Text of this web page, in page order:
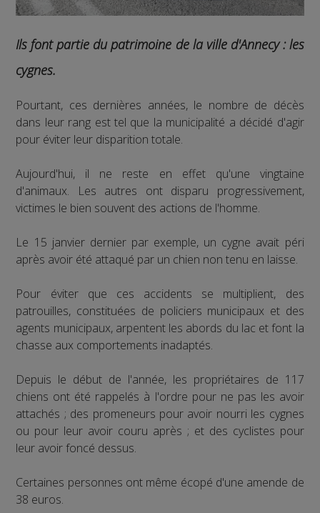
Ils font partie du patrimoine de la ville d'Annecy : les
cygnes.
Pourtant, ces dernières années, le nombre de décès
dans leur rang est tel que la municipalité a décidé d'agir
pour éviter leur disparition totale.
Aujourd'hui, il ne reste en effet qu'une vingtaine
d'animaux. Les autres ont disparu progressivement,
victimes le bien souvent des actions de l'homme.
Le 15 janvier dernier par exemple, un cygne avait péri
après avoir été attaqué par un chien non tenu en laisse.
Pour éviter que ces accidents se multiplient, des
patrouilles, constituées de policiers municipaux et des
agents municipaux, arpentent les abords du lac et font la
chasse aux comportements inadaptés.
Depuis le début de l'année, les propriétaires de 117
chiens ont été rappelés à l'ordre pour ne pas les avoir
attachés ; des promeneurs pour avoir nourri les cygnes
ou pour leur avoir couru après ; et des cyclistes pour
leur avoir foncé dessus.
Certaines personnes ont même écopé d'une amende de
38 euros.